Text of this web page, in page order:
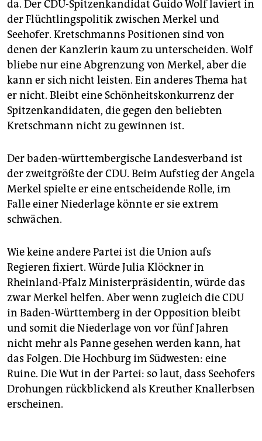
da. Der CDU-Spitzenkandidat Guido Wolf laviert in
der Flüchtlingspolitik zwischen Merkel und
Seehofer. Kretschmanns Positionen sind von
denen der Kanzlerin kaum zu unterscheiden. Wolf
bliebe nur eine Abgrenzung von Merkel, aber die
kann er sich nicht leisten. Ein anderes Thema hat
er nicht. Bleibt eine Schönheitskonkurrenz der
Spitzenkandidaten, die gegen den beliebten
Kretschmann nicht zu gewinnen ist.
Der baden-württembergische Landesverband ist
der zweitgrößte der CDU. Beim Aufstieg der Angela
Merkel spielte er eine entscheidende Rolle, im
Falle einer Niederlage könnte er sie extrem
schwächen.
Wie keine andere Partei ist die Union aufs
Regieren fixiert. Würde Julia Klöckner in
Rheinland-Pfalz Ministerpräsidentin, würde das
zwar Merkel helfen. Aber wenn zugleich die CDU
in Baden-Württemberg in der Opposition bleibt
und somit die Niederlage von vor fünf Jahren
nicht mehr als Panne gesehen werden kann, hat
das Folgen. Die Hochburg im Südwesten: eine
Ruine. Die Wut in der Partei: so laut, dass Seehofers
Drohungen rückblickend als Kreuther Knallerbsen
erscheinen.